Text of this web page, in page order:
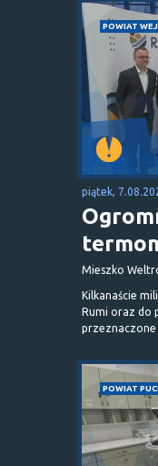
POWIAT
piątek,
Mieszko
Kilkanaście
Rumi oraz do
POWIAT